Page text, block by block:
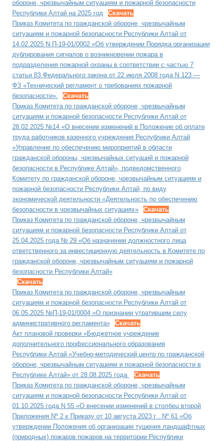
обороне, чрезвычайным ситуациям и пожарной безопасности
Республики Алтай на 2025 год
Скачать
Приказ Комитета по гражданской обороне, чрезвычайным
ситуациям и пожарной безопасности Республики Алтай от
14.02.2025 N П-19-01/0002 «Об утверждении Порядка организации
дублирования сигналов о возникновении пожара в
подразделения пожарной охраны в соответствии с частью 7
статьи 83 Федерального закона от 22 июля 2008 года N 123 —
ФЗ «Технический регламент о требованиях пожарной
безопасности».
Скачать
Приказ Комитета по гражданской обороне, чрезвычайным
ситуациям и пожарной безопасности Республики Алтай от
28.02.2025 №14 «О внесении изменений в Положение об оплате
труда работников казенного учреждения Республики Алтай
«Управление по обеспечению мероприятий в области
гражданской обороны, чрезвычайных ситуаций и пожарной
безопасности в Республике Алтай», подведомственного
Комитету по гражданской обороне, чрезвычайным ситуациям и
пожарной безопасности Республики Алтай, по виду
экономической деятельности «Деятельность по обеспечению
безопасности в чрезвычайных ситуациях»
Скачать
Приказ Комитета по гражданской обороне, чрезвычайным
ситуациям и пожарной безопасности Республики Алтай от
25.04.2025 года № 29 «Об назначении должностного лица
ответственного за инвестиционную деятельность в Комитете по
гражданской обороне, чрезвычайным ситуациям и пожарной
безопасности Республики Алтай»
Скачать
Приказ Комитета по гражданской обороне, чрезвычайным
ситуациям и пожарной безопасности Республики Алтай от
06.05.2025 №П-19-01/0004 «О признании утратившим силу
административного регламента»
Скачать
Акт плановой проверки «Бюджетное учреждение
дополнительного профессионального образования
Республики Алтай «Учебно-методический центр по гражданской
обороне, чрезвычайным ситуациям и пожарной безопасности в
Республике Алтай» от 28.08.2025 года
Скачать
Приказ Комитета по гражданской обороне, чрезвычайным
ситуациям и пожарной безопасности Республики Алтай от
01.10.2025 года N 55 «О внесении изменений в столбец второй
Приложения Nº 2 к Приказу от 10 августа 2023 г . Nº 61 «Об
утверждении Положения об организации тушения ландшафтных
(природных) пожаров пожаров на территории Республики